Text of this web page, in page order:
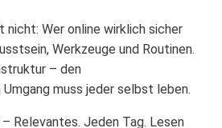
nicht: Wer online wirklich sicher
Werkzeuge und Routinen.
– den
muss jeder selbst leben.
Relevantes. Jeden Tag. Lesen